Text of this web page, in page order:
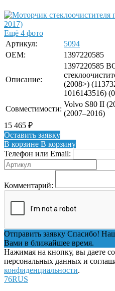
Ещё 4 фото
Артикул:
5094
OEM:
1397220585
Описание:
1397220585
(2008>)
1016143516)
Совместимости:
Volvo S80 II
(2007–2016)
15 465 ₽
Оставить заявку
В корзине В корзину
Телефон или Email:
Комментарий:
Отправить заявку Спасибо!
Вами в ближайшее время.
Нажимая на кнопку, вы даете
персональных данных и
конфиденциальности.
76RUS